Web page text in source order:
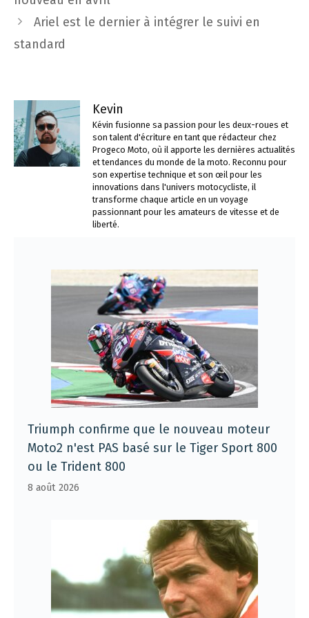
articles
Ariel est le dernier à intégrer le suivi en
standard
Kevin
Kévin fusionne sa passion pour les deux-roues et
son talent d'écriture en tant que rédacteur chez
Progeco Moto, où il apporte les dernières actualités
et tendances du monde de la moto. Reconnu pour
son expertise technique et son œil pour les
innovations dans l'univers motocycliste, il
transforme chaque article en un voyage
passionnant pour les amateurs de vitesse et de
liberté.
Triumph confirme que le nouveau moteur
Moto2 n'est PAS basé sur le Tiger Sport 800
ou le Trident 800
8 août 2026